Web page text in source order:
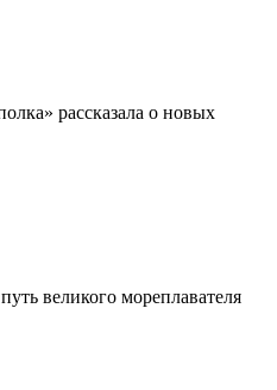
рассказала о новых
великого мореплавателя